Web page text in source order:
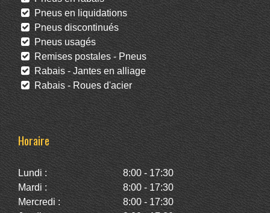
Pneus en liquidations
Pneus discontinués
Pneus usagés
Remises postales - Pneus
Rabais - Jantes en alliage
Rabais - Roues d'acier
Horaire
Lundi :
8:00 - 17:30
Mardi :
8:00 - 17:30
Mercredi :
8:00 - 17:30